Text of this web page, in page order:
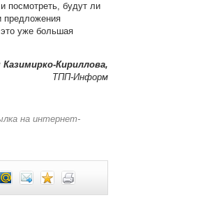
посмотреть, будут ли
предложения
уже большая
Кириллова,
ТПП-Информ
на интернет-